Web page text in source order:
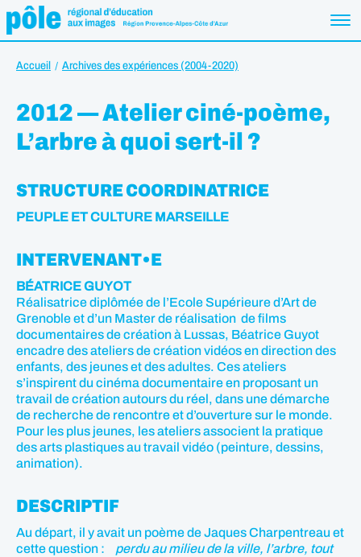
Accueil Archives des expériences (2004-2020)
2012 — Atelier ciné-poème,
L’arbre à quoi sert-il ?
STRUCTURE COORDINATRICE
PEUPLE ET CULTURE MARSEILLE
INTERVENANT•E
BÉATRICE GUYOT
Réalisatrice diplômée de l’Ecole Supérieure d’Art de
Grenoble et d’un Master de réalisation de films
documentaires de création à Lussas, Béatrice Guyot
encadre des ateliers de création vidéos en direction des
enfants, des jeunes et des adultes. Ces ateliers
s’inspirent du cinéma documentaire en proposant un
travail de création autours du réel, dans une démarche
de recherche de rencontre et d’ouverture sur le monde.
Pour les plus jeunes, les ateliers associent la pratique
des arts plastiques au travail vidéo (peinture, dessins,
animation).
DESCRIPTIF
Au départ, il y avait un poème de Jaques Charpentreau et
cette question : perdu au milieu de la ville, l’arbre, tout